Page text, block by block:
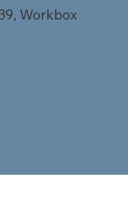
Workbox